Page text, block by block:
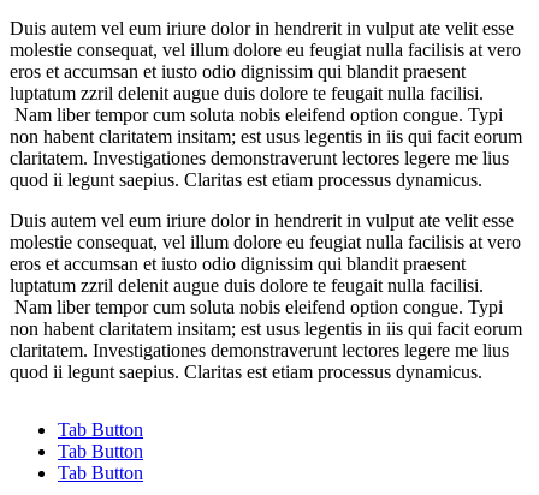
Duis autem vel eum iriure dolor in hendrerit in vulput ate velit esse
molestie consequat, vel illum dolore eu feugiat nulla facilisis at vero
eros et accumsan et iusto odio dignissim qui blandit praesent
luptatum zzril delenit augue duis dolore te feugait nulla facilisi.
Nam liber tempor cum soluta nobis eleifend option congue. Typi
non habent claritatem insitam; est usus legentis in iis qui facit eorum
claritatem. Investigationes demonstraverunt lectores legere me lius
quod ii legunt saepius. Claritas est etiam processus dynamicus.
Duis autem vel eum iriure dolor in hendrerit in vulput ate velit esse
molestie consequat, vel illum dolore eu feugiat nulla facilisis at vero
eros et accumsan et iusto odio dignissim qui blandit praesent
luptatum zzril delenit augue duis dolore te feugait nulla facilisi.
Nam liber tempor cum soluta nobis eleifend option congue. Typi
non habent claritatem insitam; est usus legentis in iis qui facit eorum
claritatem. Investigationes demonstraverunt lectores legere me lius
quod ii legunt saepius. Claritas est etiam processus dynamicus.
Tab Button
Tab Button
Tab Button